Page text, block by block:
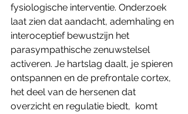
fysiologische interventie. Onderzoek
laat zien dat aandacht, ademhaling en
interoceptief bewustzijn het
parasympathische zenuwstelsel
activeren. Je hartslag daalt, je spieren
ontspannen en de prefrontale cortex,
het deel van de hersenen dat
overzicht en regulatie biedt,  komt